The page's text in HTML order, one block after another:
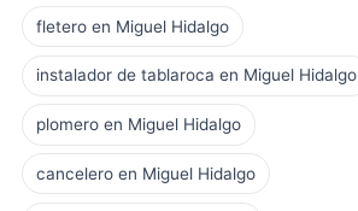
fletero en Miguel Hidalgo
instalador de tablaroca en Miguel Hidalgo
plomero en Miguel Hidalgo
cancelero en Miguel Hidalgo